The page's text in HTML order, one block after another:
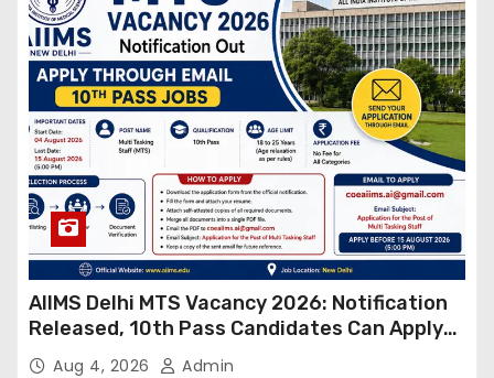
AIIMS Delhi MTS Vacancy 2026: Notification
Released, 10th Pass Candidates Can Apply
Through Email
Aug 4, 2026 Admin